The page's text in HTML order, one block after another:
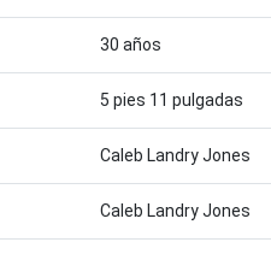
30 años
5 pies 11 pulgadas
Caleb Landry Jones
Caleb Landry Jones